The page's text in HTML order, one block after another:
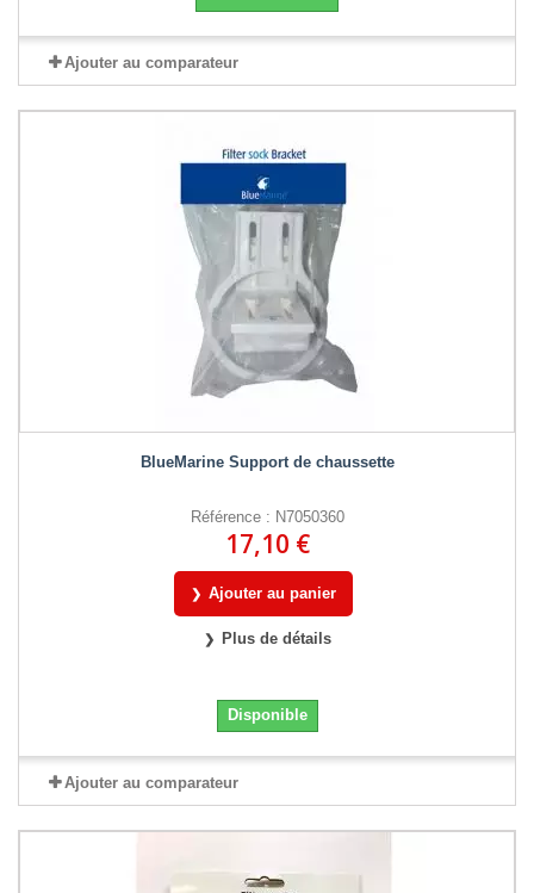
Ajouter au comparateur
BlueMarine Support de chaussette
Référence : N7050360
17,10 €
Ajouter au panier
Plus de détails
Disponible
Ajouter au comparateur